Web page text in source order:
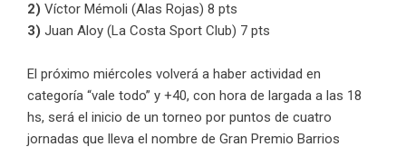
2) Víctor Mémoli (Alas Rojas) 8 pts
3) Juan Aloy (La Costa Sport Club) 7 pts
El próximo miércoles volverá a haber actividad en
categoría “vale todo” y +40, con hora de largada a las 18
hs, será el inicio de un torneo por puntos de cuatro
jornadas que lleva el nombre de Gran Premio Barrios